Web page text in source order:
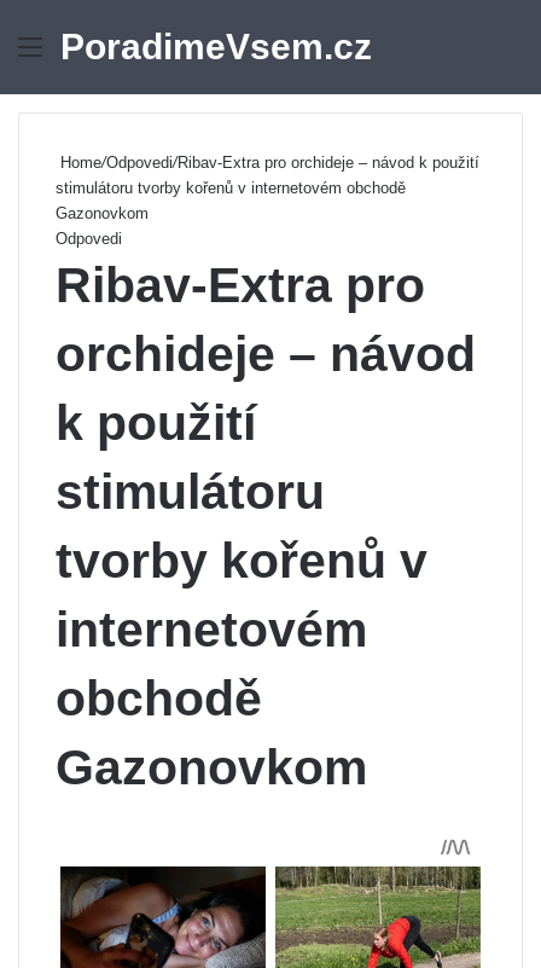
Menu
PoradimeVsem.cz
Home/Odpovedi/Ribav-Extra pro orchideje – návod k použití
stimulátoru tvorby kořenů v internetovém obchodě
Gazonovkom
Odpovedi
Ribav-Extra pro
orchideje – návod
k použití
stimulátoru
tvorby kořenů v
internetovém
obchodě
Gazonovkom